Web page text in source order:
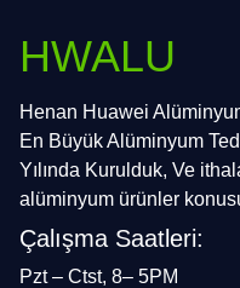
HWALU
Henan Huawei
En Büyük Alüminyum
Yılında Kurulduk, Ve
alüminyum ürünler
Çalışma Saatleri:
Pzt – Ctst, 8– 5PM